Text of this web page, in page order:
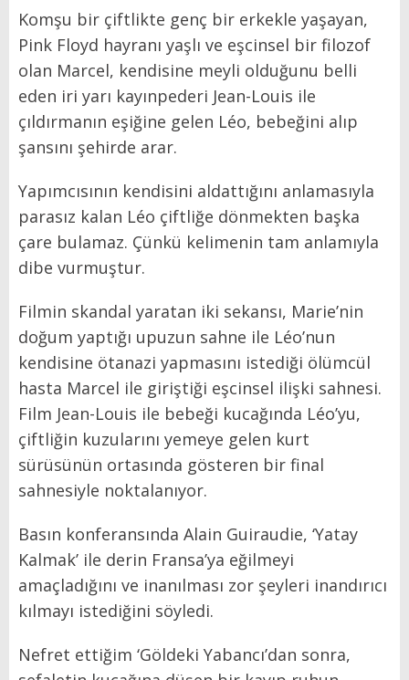
Komşu bir çiftlikte genç bir erkekle yaşayan,
Pink Floyd hayranı yaşlı ve eşcinsel bir filozof
olan Marcel, kendisine meyli olduğunu belli
eden iri yarı kayınpederi Jean-Louis ile
çıldırmanın eşiğine gelen Léo, bebeğini alıp
şansını şehirde arar.
Yapımcısının kendisini aldattığını anlamasıyla
parasız kalan Léo çiftliğe dönmekten başka
çare bulamaz. Çünkü kelimenin tam anlamıyla
dibe vurmuştur.
Filmin skandal yaratan iki sekansı, Marie’nin
doğum yaptığı upuzun sahne ile Léo’nun
kendisine ötanazi yapmasını istediği ölümcül
hasta Marcel ile giriştiği eşcinsel ilişki sahnesi.
Film Jean-Louis ile bebeği kucağında Léo’yu,
çiftliğin kuzularını yemeye gelen kurt
sürüsünün ortasında gösteren bir final
sahnesiyle noktalanıyor.
Basın konferansında Alain Guiraudie, ‘Yatay
Kalmak’ ile derin Fransa’ya eğilmeyi
amaçladığını ve inanılması zor şeyleri inandırıcı
kılmayı istediğini söyledi.
Nefret ettiğim ‘Göldeki Yabancı’dan sonra,